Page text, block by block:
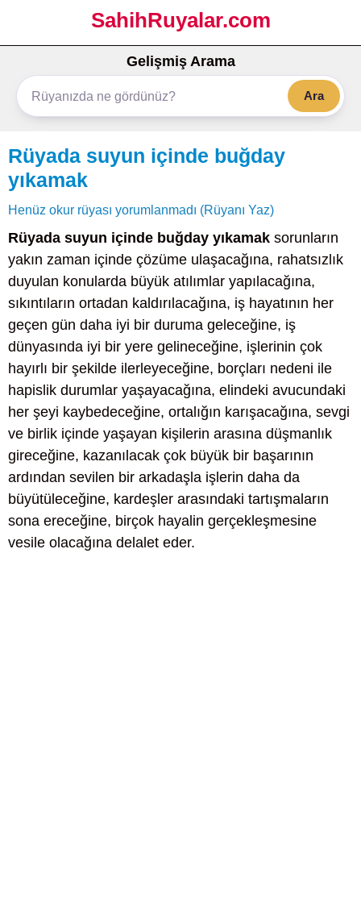
SahihRuyalar.com
Gelişmiş Arama
Ara
Rüyada suyun içinde buğday
yıkamak
Henüz okur rüyası yorumlanmadı (Rüyanı Yaz)
Rüyada suyun içinde buğday yıkamak sorunların
yakın zaman içinde çözüme ulaşacağına, rahatsızlık
duyulan konularda büyük atılımlar yapılacağına,
sıkıntıların ortadan kaldırılacağına, iş hayatının her
geçen gün daha iyi bir duruma geleceğine, iş
dünyasında iyi bir yere gelineceğine, işlerinin çok
hayırlı bir şekilde ilerleyeceğine, borçları nedeni ile
hapislik durumlar yaşayacağına, elindeki avucundaki
her şeyi kaybedeceğine, ortalığın karışacağına, sevgi
ve birlik içinde yaşayan kişilerin arasına düşmanlık
gireceğine, kazanılacak çok büyük bir başarının
ardından sevilen bir arkadaşla işlerin daha da
büyütüleceğine, kardeşler arasındaki tartışmaların
sona ereceğine, birçok hayalin gerçekleşmesine
vesile olacağına delalet eder.